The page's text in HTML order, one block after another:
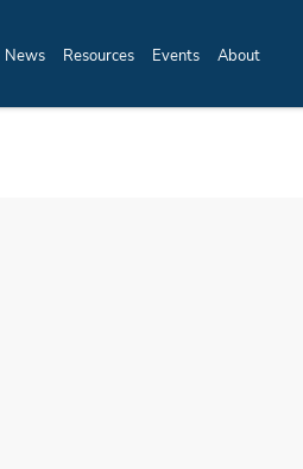
News Resources Events About